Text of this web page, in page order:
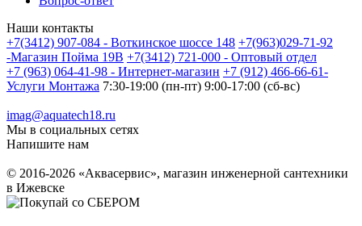
Наши контакты
+7(3412) 907-084 - Воткинское шоссе 148 +7(963)029-71-92
-Магазин Пойма 19В +7(3412) 721-000 - Оптовый отдел
+7 (963) 064-41-98 - Интернет-магазин +7 (912) 466-66-61-
Услуги Монтажа 7:30-19:00 (пн-пт) 9:00-17:00 (сб-вс)
imag@aquatech18.ru
Мы в социальных сетях
Напишите нам
© 2016-2026 «Аквасервис», магазин инженерной сантехники
в Ижевске